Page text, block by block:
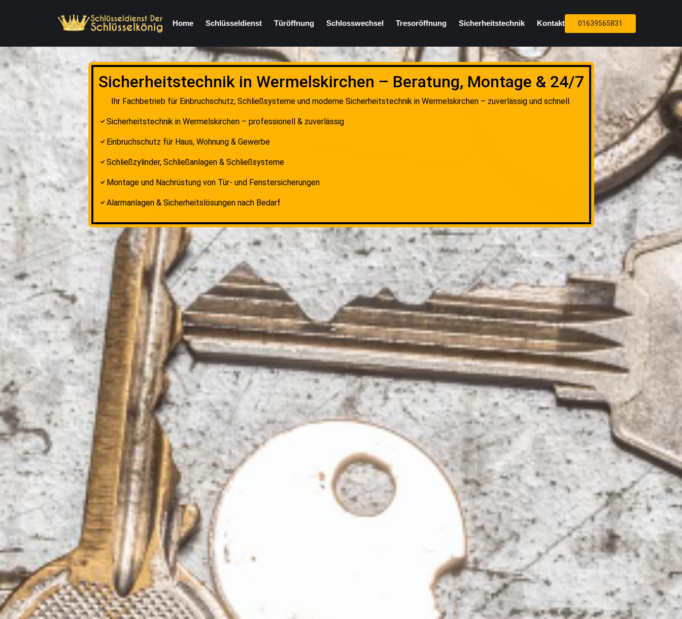
Home Schlüsseldienst Türöffnung Schlosswechsel Tresoröffnung Sicherheitstechnik Kontakt 01639565831
Sicherheitstechnik in Wermelskirchen – Beratung, Montage & 24/7
Ihr Fachbetrieb für Einbruchschutz, Schließsysteme und moderne Sicherheitstechnik in Wermelskirchen – zuverlässig und schnell.
Sicherheitstechnik in Wermelskirchen – professionell & zuverlässig
Einbruchschutz für Haus, Wohnung & Gewerbe
Schließzylinder, Schließanlagen & Schließsysteme
Montage und Nachrüstung von Tür- und Fenstersicherungen
Alarmanlagen & Sicherheitslösungen nach Bedarf